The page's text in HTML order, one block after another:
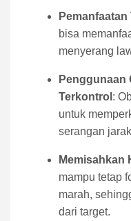
bisa
menyerang
Penggunaan
Terkontrol :
untuk
serangan
Memisahkan
mampu tetap
marah,
dari target.